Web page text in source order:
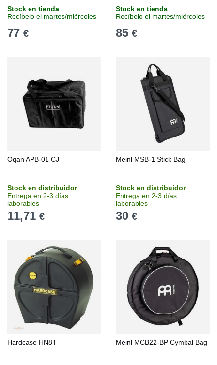
Stock en tienda
Recíbelo el martes/miércoles
77 €
Stock en tienda
Recíbelo el martes/miércoles
85 €
Oqan APB-01 CJ
Stock en distribuidor
Entrega en 2-3 días
laborables
11,71 €
Meinl MSB-1 Stick Bag
Stock en distribuidor
Entrega en 2-3 días
laborables
30 €
Hardcase HN8T Meinl MCB22-BP Cymbal Bag